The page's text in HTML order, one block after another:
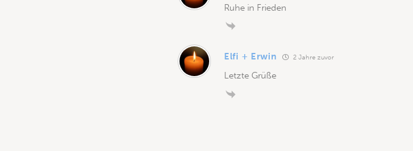
Ruhe in Frieden
Elfi + Erwin 2 Jahre zuvor
Letzte Grüße